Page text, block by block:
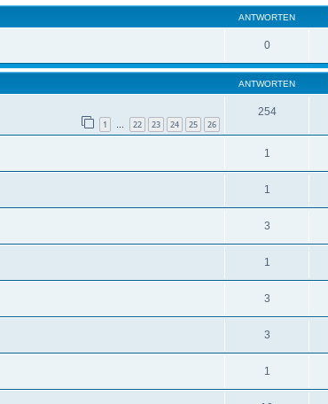
ANTWORTEN
0
ANTWORTEN
1 … 22 23 24 25 26
254
1
1
3
1
3
3
1